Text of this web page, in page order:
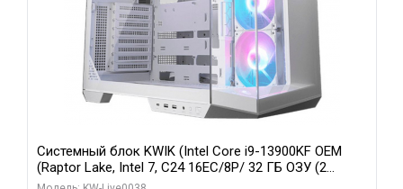
Системный блок KWIK (Intel Core i9-13900KF OEM
(Raptor Lake, Intel 7, C24 16EC/8P/ 32 ГБ ОЗУ (2
модуля)/ Gigabyte RX9070XT GAMING OC 16GB GDDR6